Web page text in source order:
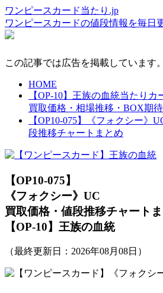
ワンピースカード当たり.jp
ワンピースカードの値段情報を毎日
この記事では広告を掲載しています。
HOME
【OP-10】王族の血統当たり
買取価格・相場推移・BOX期
【OP10-075】《フォクシー》
段推移チャートまとめ
【OP10-075】
《フォクシー》UC
買取価格・値段推移チャート
【OP-10】王族の血統
（最終更新日： 2026年08月08日 ）